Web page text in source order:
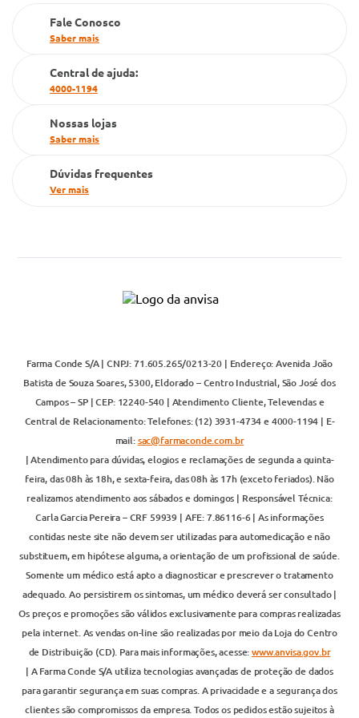
Cartão Grupo Conde
Televendas
Fale Conosco
Saber mais
Central de ajuda:
4000-1194
Nossas lojas
Saber mais
Dúvidas frequentes
Ver mais
Farma Conde S/A | CNPJ: 71.605.265/0213-20 | Endereço: Avenida João
Batista de Souza Soares, 5300, Eldorado – Centro Industrial, São José dos
Campos – SP | CEP: 12240-540 | Atendimento Cliente, Televendas e
Central de Relacionamento: Telefones: (12) 3931-4734 e 4000-1194 | E-
mail:sac@farmaconde.com.br
| Atendimento para dúvidas, elogios e reclamações de segunda a quinta-
feira, das 08h às 18h, e sexta-feira, das 08h às 17h (exceto feriados). Não
realizamos atendimento aos sábados e domingos | Responsável Técnica:
Carla Garcia Pereira – CRF 59939 | AFE: 7.86116-6 | As informações
contidas neste site não devem ser utilizadas para automedicação e não
substituem, em hipótese alguma, a orientação de um profissional de saúde.
Somente um médico está apto a diagnosticar e prescrever o tratamento
adequado. Ao persistirem os sintomas, um médico deverá ser consultado |
Os preços e promoções são válidos exclusivamente para compras realizadas
pela internet. As vendas on-line são realizadas por meio da Loja do Centro
de Distribuição (CD). Para mais informações, acesse:www.anvisa.gov.br
| A Farma Conde S/A utiliza tecnologias avançadas de proteção de dados
para garantir segurança em suas compras. A privacidade e a segurança dos
clientes são compromissos da empresa. Todos os pedidos estão sujeitos à